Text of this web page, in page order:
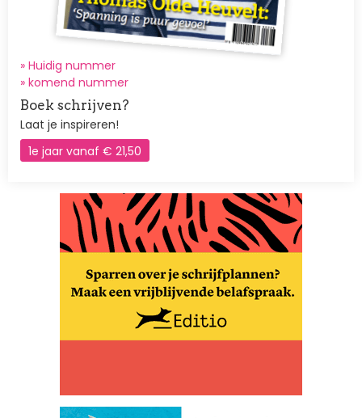
» Huidig nummer
» komend nummer
Boek schrijven?
Laat je inspireren!
1e jaar vanaf € 21,50